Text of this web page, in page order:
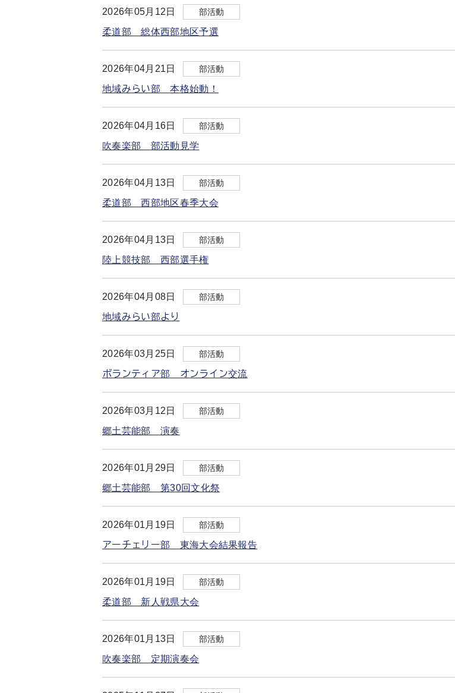
2026年05月12日 部活動
柔道部 総体西部地区予選
2026年04月21日 部活動
地域みらい部 本格始動！
2026年04月16日 部活動
吹奏楽部 部活動見学
2026年04月13日 部活動
柔道部 西部地区春季大会
2026年04月13日 部活動
陸上競技部 西部選手権
2026年04月08日 部活動
地域みらい部より
2026年03月25日 部活動
ボランティア部 オンライン交流
2026年03月12日 部活動
郷土芸能部 演奏
2026年01月29日 部活動
郷土芸能部 第30回文化祭
2026年01月19日 部活動
アーチェリー部 東海大会結果報告
2026年01月19日 部活動
柔道部 新人戦県大会
2026年01月13日 部活動
吹奏楽部 定期演奏会